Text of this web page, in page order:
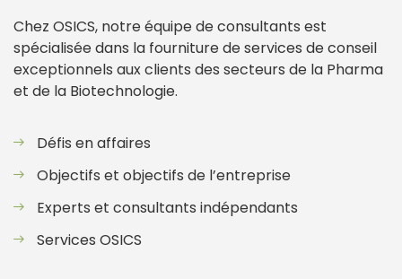
Chez OSICS, notre équipe de consultants est
spécialisée dans la fourniture de services de conseil
exceptionnels aux clients des secteurs de la Pharma
et de la Biotechnologie.
Défis en affaires
Objectifs et objectifs de l’entreprise
Experts et consultants indépendants
Services OSICS